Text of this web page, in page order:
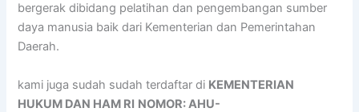
bergerak dibidang pelatihan dan pengembangan sumber
daya manusia baik dari Kementerian dan Pemerintahan
Daerah.
kami juga sudah sudah terdaftar di KEMENTERIAN
HUKUM DAN HAM RI NOMOR: AHU-